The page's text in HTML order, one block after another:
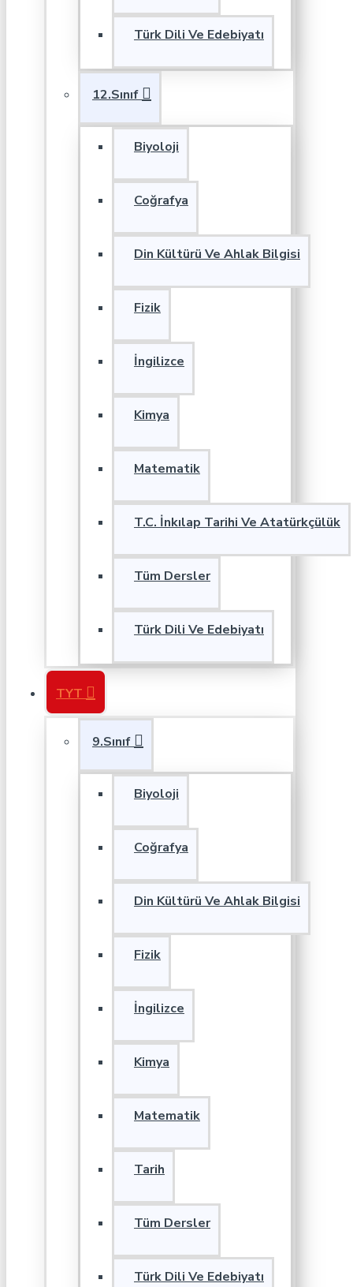
Türk Dili Ve Edebiyatı
12.Sınıf
Biyoloji
Coğrafya
Din Kültürü Ve Ahlak Bilgisi
Fizik
İngilizce
Kimya
Matematik
T.C. İnkılap Tarihi Ve Atatürkçülük
Tüm Dersler
Türk Dili Ve Edebiyatı
TYT
9.Sınıf
Biyoloji
Coğrafya
Din Kültürü Ve Ahlak Bilgisi
Fizik
İngilizce
Kimya
Matematik
Tarih
Tüm Dersler
Türk Dili Ve Edebiyatı